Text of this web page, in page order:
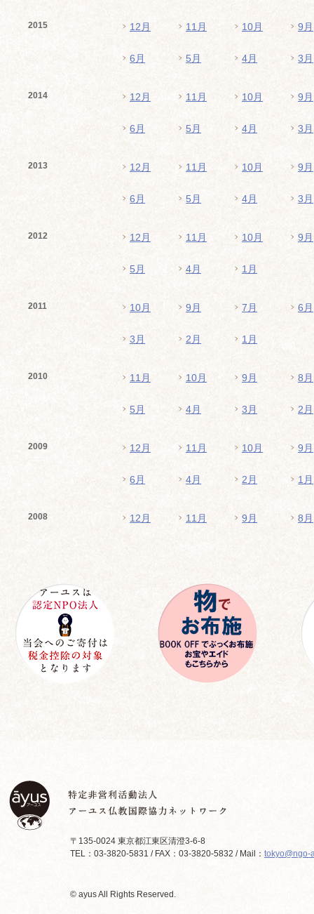
2015 12月 11月 10月 9月
6月 5月 4月 3月
2014 12月 11月 10月 9月
6月 5月 4月 3月
2013 12月 11月 10月 9月
6月 5月 4月 3月
2012 12月 11月 10月 9月
5月 4月 1月
2011 10月 9月 7月 6月
3月 2月 1月
2010 11月 10月 9月 8月
5月 4月 3月 2月
2009 12月 11月 10月 9月
6月 4月 2月 1月
2008 12月 11月 9月 8月
〒135-0024 東京都江東区清澄3-6-8
TEL：03-3820-5831 / FAX：03-3820-5832 / Mail： tokyo@ngo-
© ayus All Rights Reserved.